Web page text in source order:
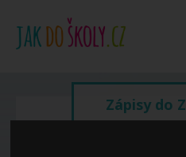
Zápisy do